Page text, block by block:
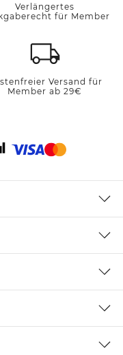
Verlängertes
für Member
Versand für
Member ab 29€